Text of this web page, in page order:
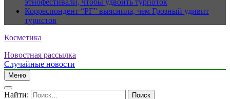
этнофестивали, чтобы удвоить турпоток
Корреспондент “РГ” выяснила, чем Грозный удивит
туристов
Косметика
Новостная рассылка
Случайные новости
Меню
Найти: